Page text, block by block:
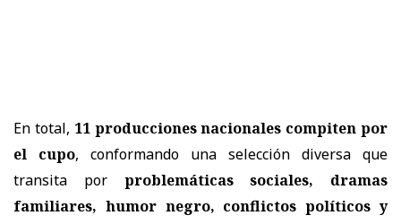
En total, 11 producciones nacionales compiten por
el cupo, conformando una selección diversa que
transita por problemáticas sociales, dramas
familiares, humor negro, conflictos políticos y